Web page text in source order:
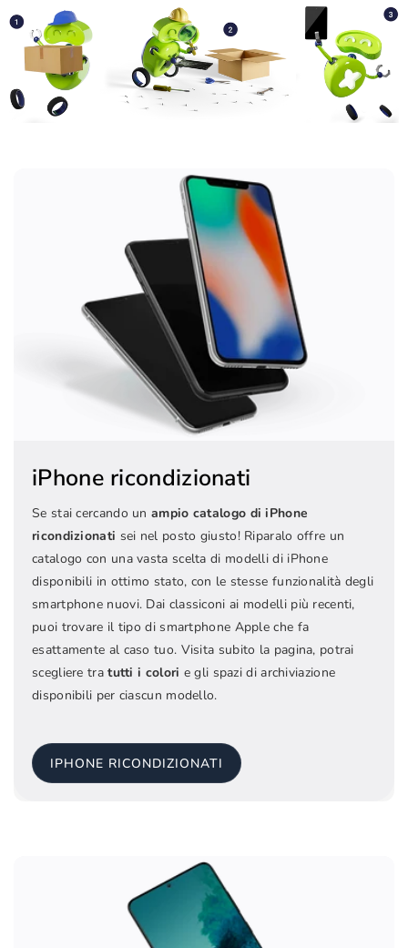
iPhone ricondizionati
Se stai cercando un ampio catalogo di iPhone
ricondizionati sei nel posto giusto! Riparalo offre un
catalogo con una vasta scelta di modelli di iPhone
disponibili in ottimo stato, con le stesse funzionalità degli
smartphone nuovi. Dai classiconi ai modelli più recenti,
puoi trovare il tipo di smartphone Apple che fa
esattamente al caso tuo. Visita subito la pagina, potrai
scegliere tratutti i colori e gli spazi di archiviazione
disponibili per ciascun modello.
IPHONE RICONDIZIONATI